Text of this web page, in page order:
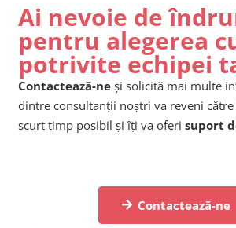
Ai nevoie de
pentru alegerea
potrivite echipei
Contactează-ne și solicită mai multe
dintre consultanții noștri va reveni
scurt timp posibil și îți va oferi suport
Contactează-ne